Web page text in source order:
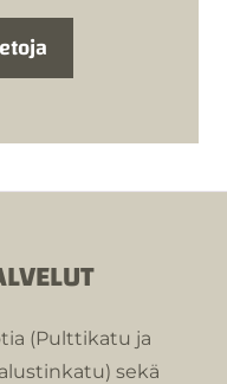
(Pulttikatu ja
sekä